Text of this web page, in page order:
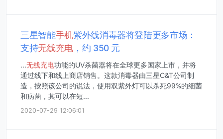
三星智能手机紫外线消毒器将登陆更多市场：
支持无线充电，约 350 元
...无线充电功能的UV杀菌器将在全球更多国家上市，并将
通过线下和线上商店销售。这款消毒器由三星C&T公司制
造，按照该公司的说法，使用双紫外灯可以杀死99%的细菌
和病菌，其可以在短...
2020-07-29 12:06:01